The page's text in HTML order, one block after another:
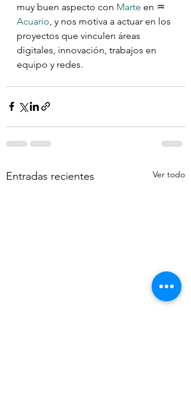
muy buen aspecto con Marte en ♒️
Acuario , y nos motiva a actuar en los
proyectos que vinculen áreas
digitales, innovación, trabajos en
equipo y redes.
Entradas recientes Ver todo